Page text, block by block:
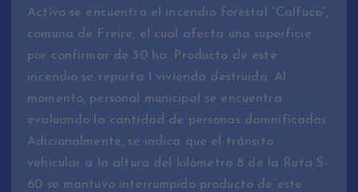
Activo se encuentra el incendio forestal “Calfuco”,
comuna de Freire, el cual afecta una superficie
por confirmar de 30 ha. Producto de este
incendio se reporta 1 vivienda destruida. Al
momento, personal municipal se encuentra
evaluando la cantidad de personas damnificadas.
Adicionalmente, se indica que el tránsito
vehicular a la altura del kilómetro 8 de la Ruta S-
60 se mantuvo interrumpido producto de este